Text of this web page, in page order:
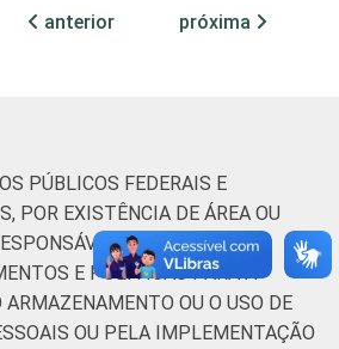
pessoas
NIC.br, Centro Regional de
o Desenvolvimento da
Informação (Cetic.br),
o uso das tecnologias de
e comunicação no setor público
TIC Governo Eletrônico 2023.
anterior próxima
PÚBLICOS FEDERAIS E
POR EXISTÊNCIA DE ÁREA OU
POR
E POLÍTICAS PARA A
ARMAZENAMENTO OU O USO DE
OU PELA IMPLEMENTAÇÃO